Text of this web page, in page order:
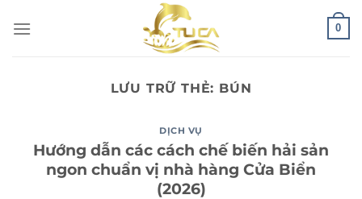
đến
0
LƯU TRỮ THẺ: BÚN
DỊCH VỤ
Hướng dẫn các cách chế biến hải sản
ngon chuẩn vị nhà hàng Cửa Biển
(2026)